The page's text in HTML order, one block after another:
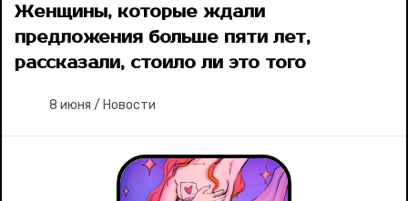
Женщины, которые ждали
предложения больше пяти лет,
рассказали, стоило ли это того
8 июня / Новости